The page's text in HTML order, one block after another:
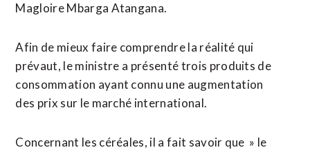
Magloire Mbarga Atangana.
Afin de mieux faire comprendre la réalité qui
prévaut, le ministre a présenté trois produits de
consommation ayant connu une augmentation
des prix sur le marché international.
Concernant les céréales, il a fait savoir que » le